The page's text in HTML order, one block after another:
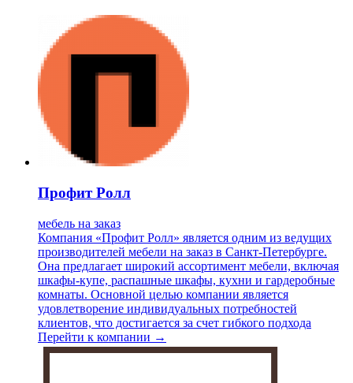
Профит Ролл
мебель на заказ
Компания «Профит Ролл» является одним из ведущих
производителей мебели на заказ в Санкт-Петербурге.
Она предлагает широкий ассортимент мебели, включая
шкафы-купе, распашные шкафы, кухни и гардеробные
комнаты. Основной целью компании является
удовлетворение индивидуальных потребностей
клиентов, что достигается за счет гибкого подхода
Перейти к компании →